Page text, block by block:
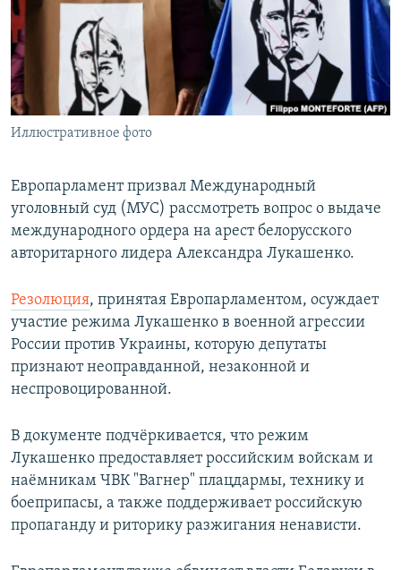
ПОДПИШИТЕСЬ НА РАССЫЛКУ
СОЦИАЛЬНЫЕ СЕТИ
Все сайты РСЕ/РС
Иллюстративное фото
Европарламент призвал Международный
уголовный суд (МУС) рассмотреть вопрос о выдаче
международного ордера на арест белорусского
авторитарного лидера Александра Лукашенко.
Резолюция, принятая Европарламентом, осуждает
участие режима Лукашенко в военной агрессии
России против Украины, которую депутаты
признают неоправданной, незаконной и
неспровоцированной.
В документе подчёркивается, что режим
Лукашенко предоставляет российским войскам и
наёмникам ЧВК "Вагнер" плацдармы, технику и
боеприпасы, а также поддерживает российскую
пропаганду и риторику разжигания ненависти.